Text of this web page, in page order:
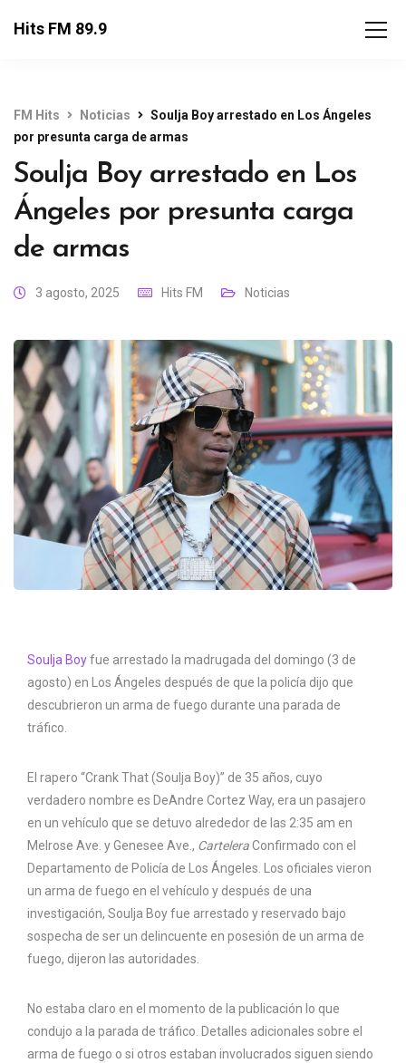
Hits FM 89.9
FM Hits Noticias
Soulja Boy arrestado en Los Ángeles
por presunta carga de armas
Soulja Boy arrestado en Los
Ángeles por presunta carga
de armas
3 agosto, 2025 Hits FM Noticias
Soulja Boyfue arrestado la madrugada del domingo (3 de
agosto) en Los Ángeles después de que la policía dijo que
descubrieron un arma de fuego durante una parada de
tráfico.
El rapero “Crank That (Soulja Boy)” de 35 años, cuyo
verdadero nombre es DeAndre Cortez Way, era un pasajero
en un vehículo que se detuvo alrededor de las 2:35 am en
Melrose Ave. y Genesee Ave., CarteleraConfirmado con el
Departamento de Policía de Los Ángeles. Los oficiales vieron
un arma de fuego en el vehículo y después de una
investigación, Soulja Boy fue arrestado y reservado bajo
sospecha de ser un delincuente en posesión de un arma de
fuego, dijeron las autoridades.
No estaba claro en el momento de la publicación lo que
condujo a la parada de tráfico. Detalles adicionales sobre el
arma de fuego o si otros estaban involucrados siguen siendo